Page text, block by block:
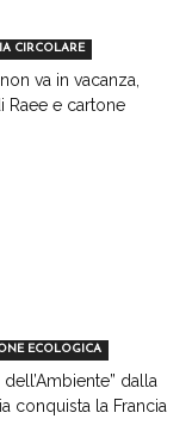
CIRCOLARE
va in vacanza,
Raee e cartone
ECOLOGICA
dell’Ambiente” dalla
conquista la Francia